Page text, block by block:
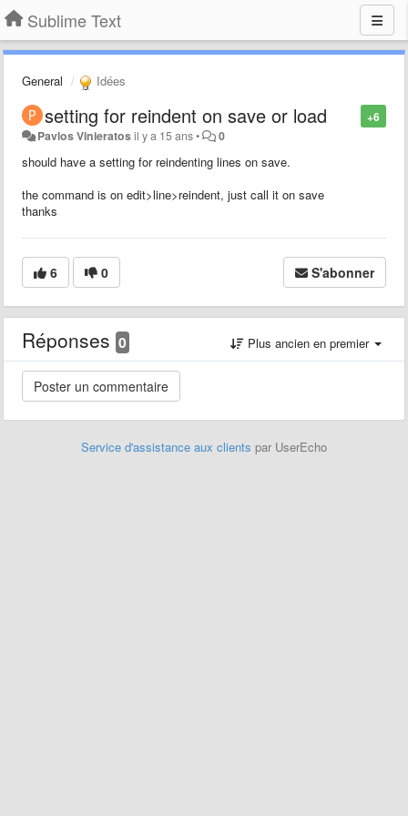
Sublime Text
General Idées
+6
setting for reindent on save or load
Pavlos Vinieratosil y a 15 ans• 0
should have a setting for reindenting lines on save.
the command is on edit>line>reindent, just call it on save
thanks
6 0 S'abonner
Réponses 0 Plus ancien en premier
Service d'assistance aux clients par UserEcho